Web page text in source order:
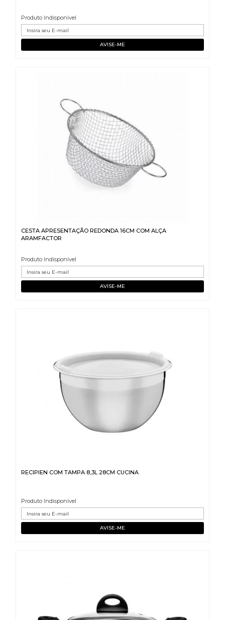
Produto Indisponível
CESTA APRESENTAÇÃO REDONDA 16CM COM ALÇA
ARAMFACTOR
Produto Indisponível
RECIPIEN COM TAMPA 8,3L 28CM CUCINA
Produto Indisponível